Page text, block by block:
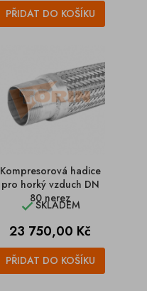
PŘIDAT DO KOŠÍKU
Kompresorová hadice
pro horký vzduch DN
80 nerez
SKLADEM
Cena
23 750,00 Kč
PŘIDAT DO KOŠÍKU